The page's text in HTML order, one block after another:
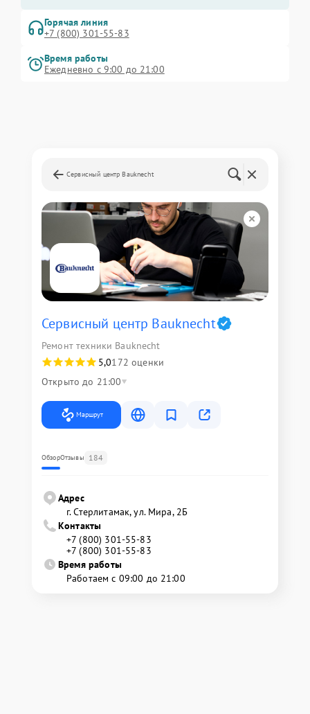
Горячая линия
+7 (800) 301-55-83
Время работы
Ежедневно с 9:00 до 21:00
Сервисный центр Bauknecht
Сервисный центр Bauknecht
Ремонт техники Bauknecht
5,0172 оценки
Открыто до 21:00
Маршрут
ОбзорОтзывы 184
Адрес
г. Стерлитамак, ул. Мира, 2Б
Контакты
+7 (800) 301-55-83
+7 (800) 301-55-83
Время работы
Работаем с 09:00 до 21:00